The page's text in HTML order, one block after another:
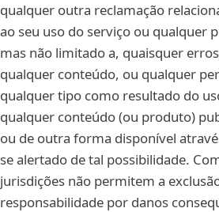
qualquer outra reclamação
ao seu uso do serviço ou qualquer
mas não limitado a, quaisquer
qualquer conteúdo, ou qualquer
qualquer tipo como resultado do
qualquer conteúdo (ou produto)
ou de outra forma disponível
se alertado de tal possibilidade.
jurisdições não permitem a
responsabilidade por danos